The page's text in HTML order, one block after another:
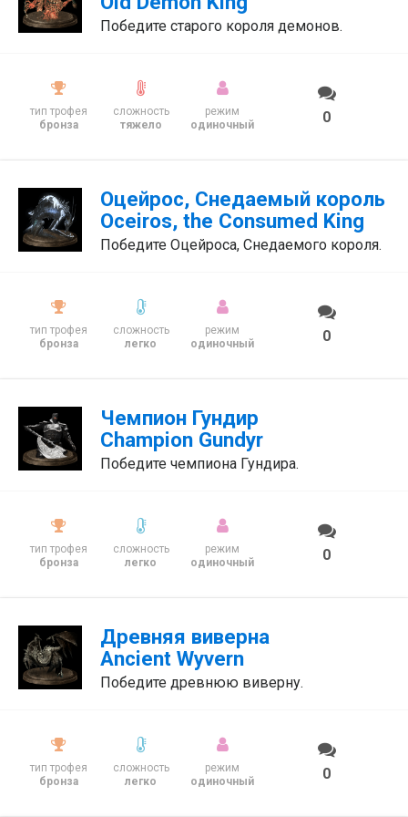
Победите старого короля демонов.
тип трофея
бронза
сложность
тяжело
режим
одиночный
0
Оцейрос, Снедаемый король
Oceiros, the Consumed King
Победите Оцейроса, Снедаемого короля.
тип трофея
бронза
сложность
легко
режим
одиночный
0
Чемпион Гундир
Champion Gundyr
Победите чемпиона Гундира.
тип трофея
бронза
сложность
легко
режим
одиночный
0
Древняя виверна
Ancient Wyvern
Победите древнюю виверну.
тип трофея
бронза
сложность
легко
режим
одиночный
0